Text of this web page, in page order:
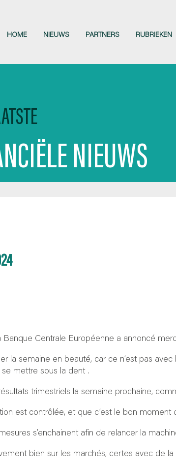
NIEUWS
HOME NIEUWS PARTNERS RUBRIEKEN
Centrale Européenne a annoncé
la semaine en beauté, car ce n’est pas
mettre sous la dent .
trimestriels la semaine prochaine,
est contrôlée, et que c’est le bon
s’enchainent afin de relancer la
bien sur les marchés, certes avec de